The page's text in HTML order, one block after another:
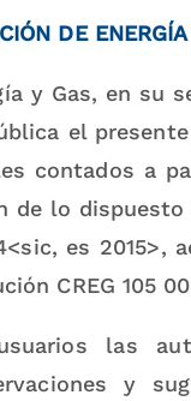
DE
y Gas, en su
el
contados a
de lo
es
CREG 105
las
y